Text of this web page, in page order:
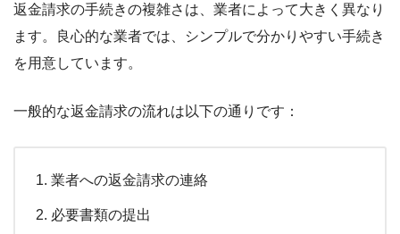
返金請求の手続きの複雑さは、業者によって大きく異なり
ます。良心的な業者では、シンプルで分かりやすい手続き
を用意しています。
一般的な返金請求の流れは以下の通りです：
業者への返金請求の連絡
必要書類の提出